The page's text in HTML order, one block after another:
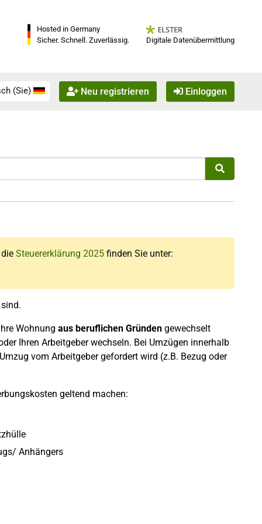
Hosted in Germany
Sicher. Schnell. Zuverlässig.
Digitale Datenübermittlung
(Sie) Neu registrieren Einloggen
Steuererklärung 2025 finden Sie unter:
Wohnung aus beruflichen Gründen gewechselt
Ihren Arbeitgeber wechseln. Bei Umzügen innerhalb
vom Arbeitgeber gefordert wird (z.B. Bezug oder
geltend machen:
Anhängers